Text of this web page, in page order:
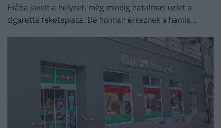
Hiába javult a helyzet, még mindig hatalmas üzlet a
cigaretta feketepiaca. De honnan érkeznek a hamis